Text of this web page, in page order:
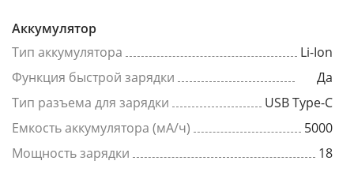
Аккумулятор
Тип аккумулятора
Li-Ion
Функция быстрой зарядки
Да
Тип разъема для зарядки
USB Type-C
Емкость аккумулятора (мА/ч)
5000
Мощность зарядки
18